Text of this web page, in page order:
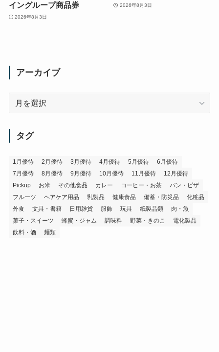
イングループ商品券
2026年8月3日
2026年8月3日
アーカイブ
タグ
1月優待 2月優待 3月優待 4月優待 5月優待
6月優待
7月優待
8月優待 9月優待 10月優待 11月優待
12月優待
Pickup
お米 その他食品 カレー コーヒー・お茶
パン・ピザ
フルーツ
ヘアケア用品 乳製品 健康食品 備蓄・防災品
化粧品
外食
文具・書籍 日用雑貨 服飾 玩具 紙製品類
肉・魚
菓子・スイーツ
蜂蜜・ジャム 調味料 野菜・きのこ
電化製品
飲料・酒
麺類